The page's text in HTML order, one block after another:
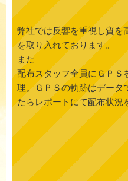
弊社では反響を重視し質を
を取り入れております。
また
配布スタッフ全員にＧＰＳ
理。ＧＰＳの軌跡はデータ
たらレポートにて配布状況